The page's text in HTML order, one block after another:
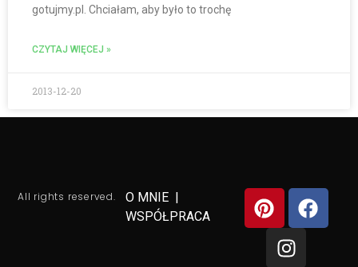
gotujmy.pl. Chciałam, aby było to trochę
CZYTAJ WIĘCEJ »
2013-12-20
All rights reserved. O MNIE
WSPÓŁPRACA